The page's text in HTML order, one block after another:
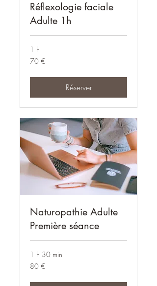
Réflexologie faciale
Adulte 1h
1 h
70
euros
70 €
Réserver
Naturopathie Adulte
Première séance
1 h 30 min
80
euros
80 €